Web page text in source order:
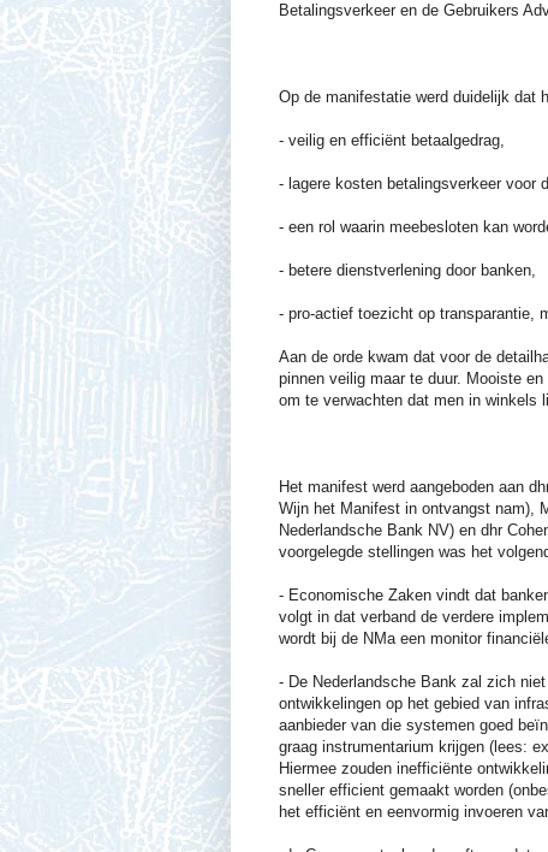
Betalingsverkeer en de Gebruikers
Op de manifestatie werd duidelijk dat
- veilig en efficiënt betaalgedrag,
- lagere kosten betalingsverkeer voor
- een rol waarin meebesloten kan
- betere dienstverlening door banken,
- pro-actief toezicht op transparantie,
Aan de orde kwam dat voor de
pinnen veilig maar te duur. Mooiste
om te verwachten dat men in winkels
Het manifest werd aangeboden aan
Wijn het Manifest in ontvangst nam),
Nederlandsche Bank NV) en dhr
voorgelegde stellingen was het
- Economische Zaken vindt dat
volgt in dat verband de verdere
wordt bij de NMa een monitor
- De Nederlandsche Bank zal zich
ontwikkelingen op het gebied van
aanbieder van die systemen goed
graag instrumentarium krijgen (lees:
Hiermee zouden inefficiënte
sneller efficient gemaakt worden
het efficiënt en eenvormig invoeren